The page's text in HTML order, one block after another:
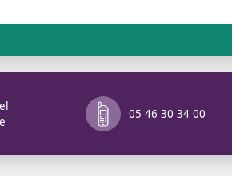
05 46 30 34 00